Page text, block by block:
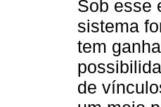
Sob esse
sistema
tem
de